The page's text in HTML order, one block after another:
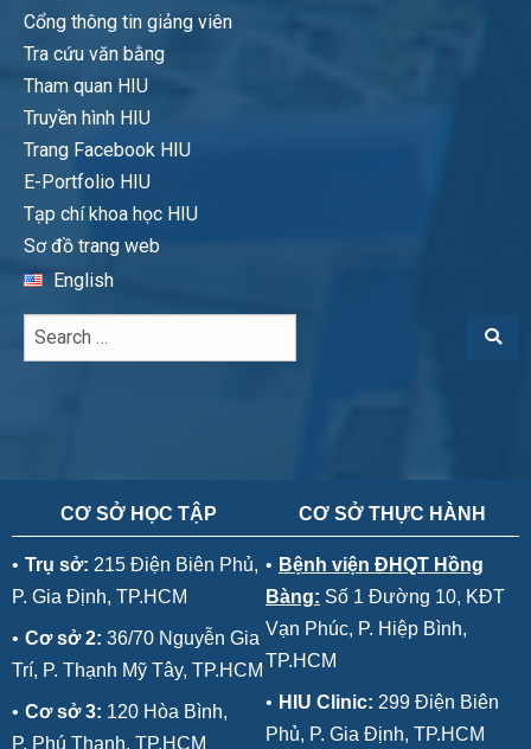
Cổng thông tin giảng viên
Tra cứu văn bằng
Tham quan HIU
Truyền hình HIU
Trang Facebook HIU
E-Portfolio HIU
Tạp chí khoa học HIU
Sơ đồ trang web
English
CƠ SỞ HỌC TẬP
• Trụ sở: 215 Điện Biên Phủ,
P. Gia Định, TP.HCM
• Cơ sở 2: 36/70 Nguyễn Gia
Trí, P. Thạnh Mỹ Tây, TP.HCM
• Cơ sở 3: 120 Hòa Bình,
P. Phú Thạnh, TP.HCM
CƠ SỞ THỰC HÀNH
• Bệnh viện ĐHQT Hồng
Bàng: Số 1 Đường 10, KĐT
Vạn Phúc, P. Hiệp Bình,
TP.HCM
• HIU Clinic: 299 Điện Biên
Phủ, P. Gia Định, TP.HCM